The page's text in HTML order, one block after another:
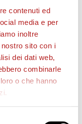
contenuti ed
media e per
inoltre
sito con i
dei dati web,
combinarle
o che hanno